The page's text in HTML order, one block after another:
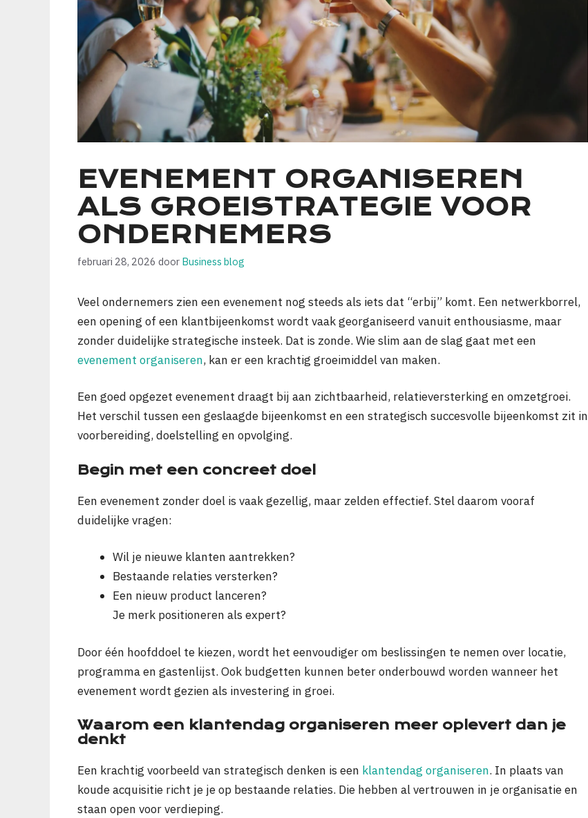
EVENEMENT ORGANISEREN
ALS GROEISTRATEGIE VOOR
ONDERNEMERS
februari 28, 2026 door Business blog
Veel ondernemers zien een evenement nog steeds als iets dat “erbij” komt. Een netwerkborrel,
een opening of een klantbijeenkomst wordt vaak georganiseerd vanuit enthousiasme, maar
zonder duidelijke strategische insteek. Dat is zonde. Wie slim aan de slag gaat met een
evenement organiseren, kan er een krachtig groeimiddel van maken.
Een goed opgezet evenement draagt bij aan zichtbaarheid, relatieversterking en omzetgroei.
Het verschil tussen een geslaagde bijeenkomst en een strategisch succesvolle bijeenkomst zit in
voorbereiding, doelstelling en opvolging.
Begin met een concreet doel
Een evenement zonder doel is vaak gezellig, maar zelden effectief. Stel daarom vooraf
duidelijke vragen:
Wil je nieuwe klanten aantrekken?
Bestaande relaties versterken?
Een nieuw product lanceren?
Je merk positioneren als expert?
Door één hoofddoel te kiezen, wordt het eenvoudiger om beslissingen te nemen over locatie,
programma en gastenlijst. Ook budgetten kunnen beter onderbouwd worden wanneer het
evenement wordt gezien als investering in groei.
Waarom een klantendag organiseren meer oplevert dan je
denkt
Een krachtig voorbeeld van strategisch denken is een klantendag organiseren. In plaats van
koude acquisitie richt je je op bestaande relaties. Die hebben al vertrouwen in je organisatie en
staan open voor verdieping.